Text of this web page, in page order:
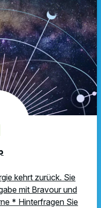
kehrt zurück. Sie
mit Bravour und
* Hinterfragen Sie